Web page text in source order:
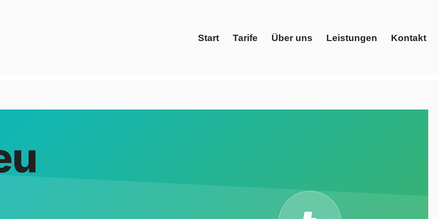
Start Tarife Über uns Leistungen Kontakt